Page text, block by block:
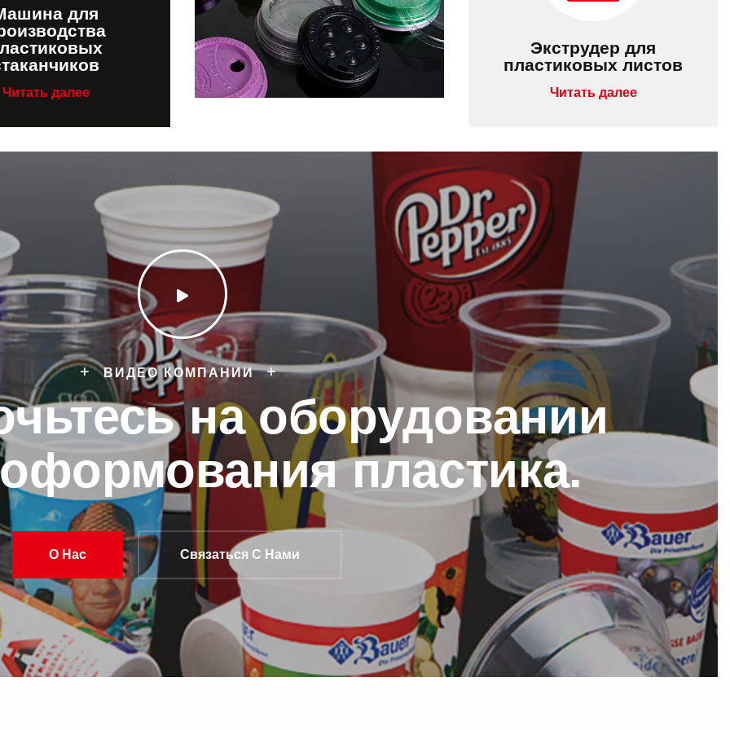
для
Читать далее
Экструдер для
пластиковых листов
Читать далее
ВИДЕО КОМПАНИИ
на оборудовании
пластика.
О Нас Связаться С Нами